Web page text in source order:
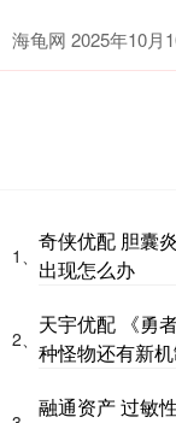
海龟网 2025年10月
1、
奇侠优配 胆囊
出现怎么办
2、
天宇优配 《勇
种怪物还有新
融通资产 过敏